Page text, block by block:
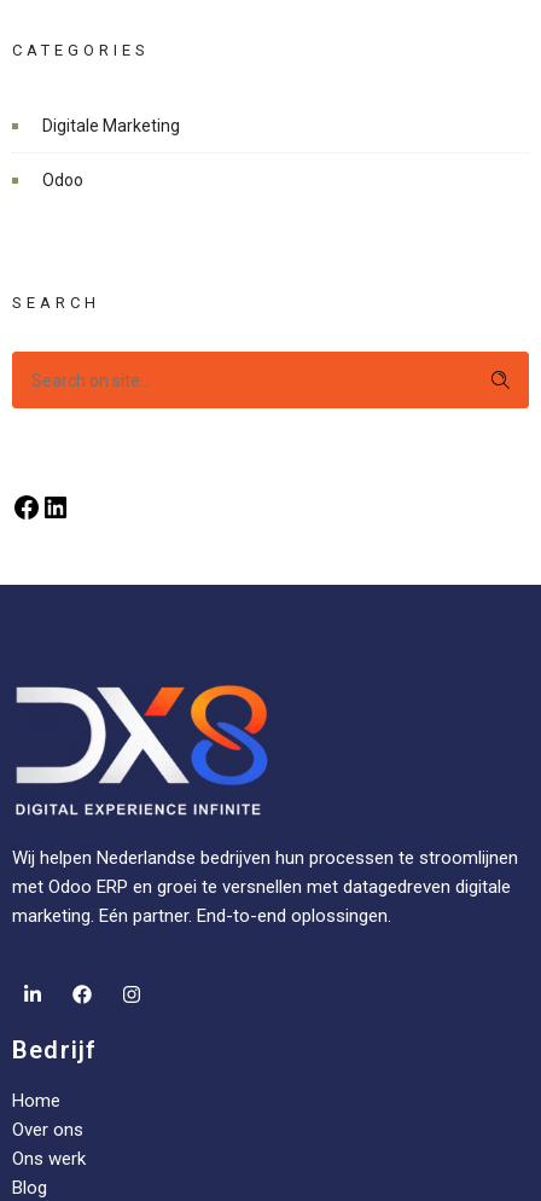
CATEGORIES
Digitale Marketing
Odoo
SEARCH
Wij helpen Nederlandse bedrijven hun processen te stroomlijnen
met Odoo ERP en groei te versnellen met datagedreven digitale
marketing. Eén partner. End-to-end oplossingen.
Bedrijf
Home
Over ons
Ons werk
Blog